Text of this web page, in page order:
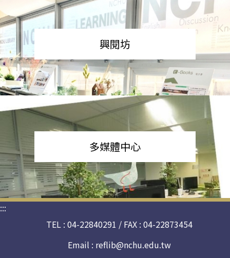
興閱坊
多媒體中心
:::
TEL : 04-22840291 / FAX : 04-22873454
Email : reflib@nchu.edu.tw